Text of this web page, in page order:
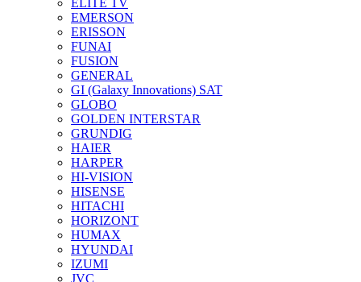
ELITE TV
EMERSON
ERISSON
FUNAI
FUSION
GENERAL
GI (Galaxy Innovations) SAT
GLOBO
GOLDEN INTERSTAR
GRUNDIG
HAIER
HARPER
HI-VISION
HISENSE
HITACHI
HORIZONT
HUMAX
HYUNDAI
IZUMI
JVC